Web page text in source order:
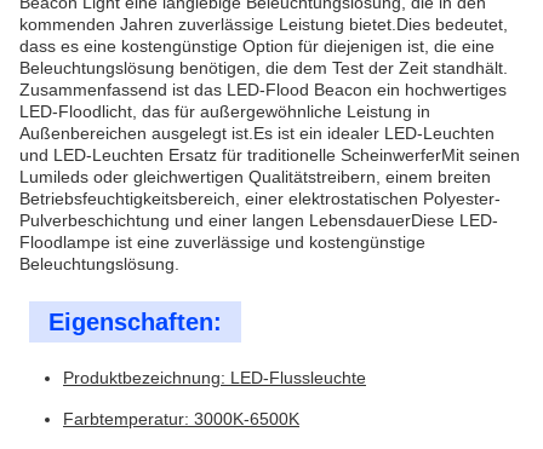
kommenden Jahren zuverlässige Leistung bietet.Dies bedeutet,
dass es eine kostengünstige Option für diejenigen ist, die eine
Beleuchtungslösung benötigen, die dem Test der Zeit standhält.
Zusammenfassend ist das LED-Flood Beacon ein hochwertiges
LED-Floodlicht, das für außergewöhnliche Leistung in
Außenbereichen ausgelegt ist.Es ist ein idealer LED-Leuchten
und LED-Leuchten Ersatz für traditionelle ScheinwerferMit seinen
Lumileds oder gleichwertigen Qualitätstreibern, einem breiten
Betriebsfeuchtigkeitsbereich, einer elektrostatischen Polyester-
Pulverbeschichtung und einer langen LebensdauerDiese LED-
Floodlampe ist eine zuverlässige und kostengünstige
Beleuchtungslösung.
Eigenschaften:
Produktbezeichnung: LED-Flussleuchte
Farbtemperatur: 3000K-6500K